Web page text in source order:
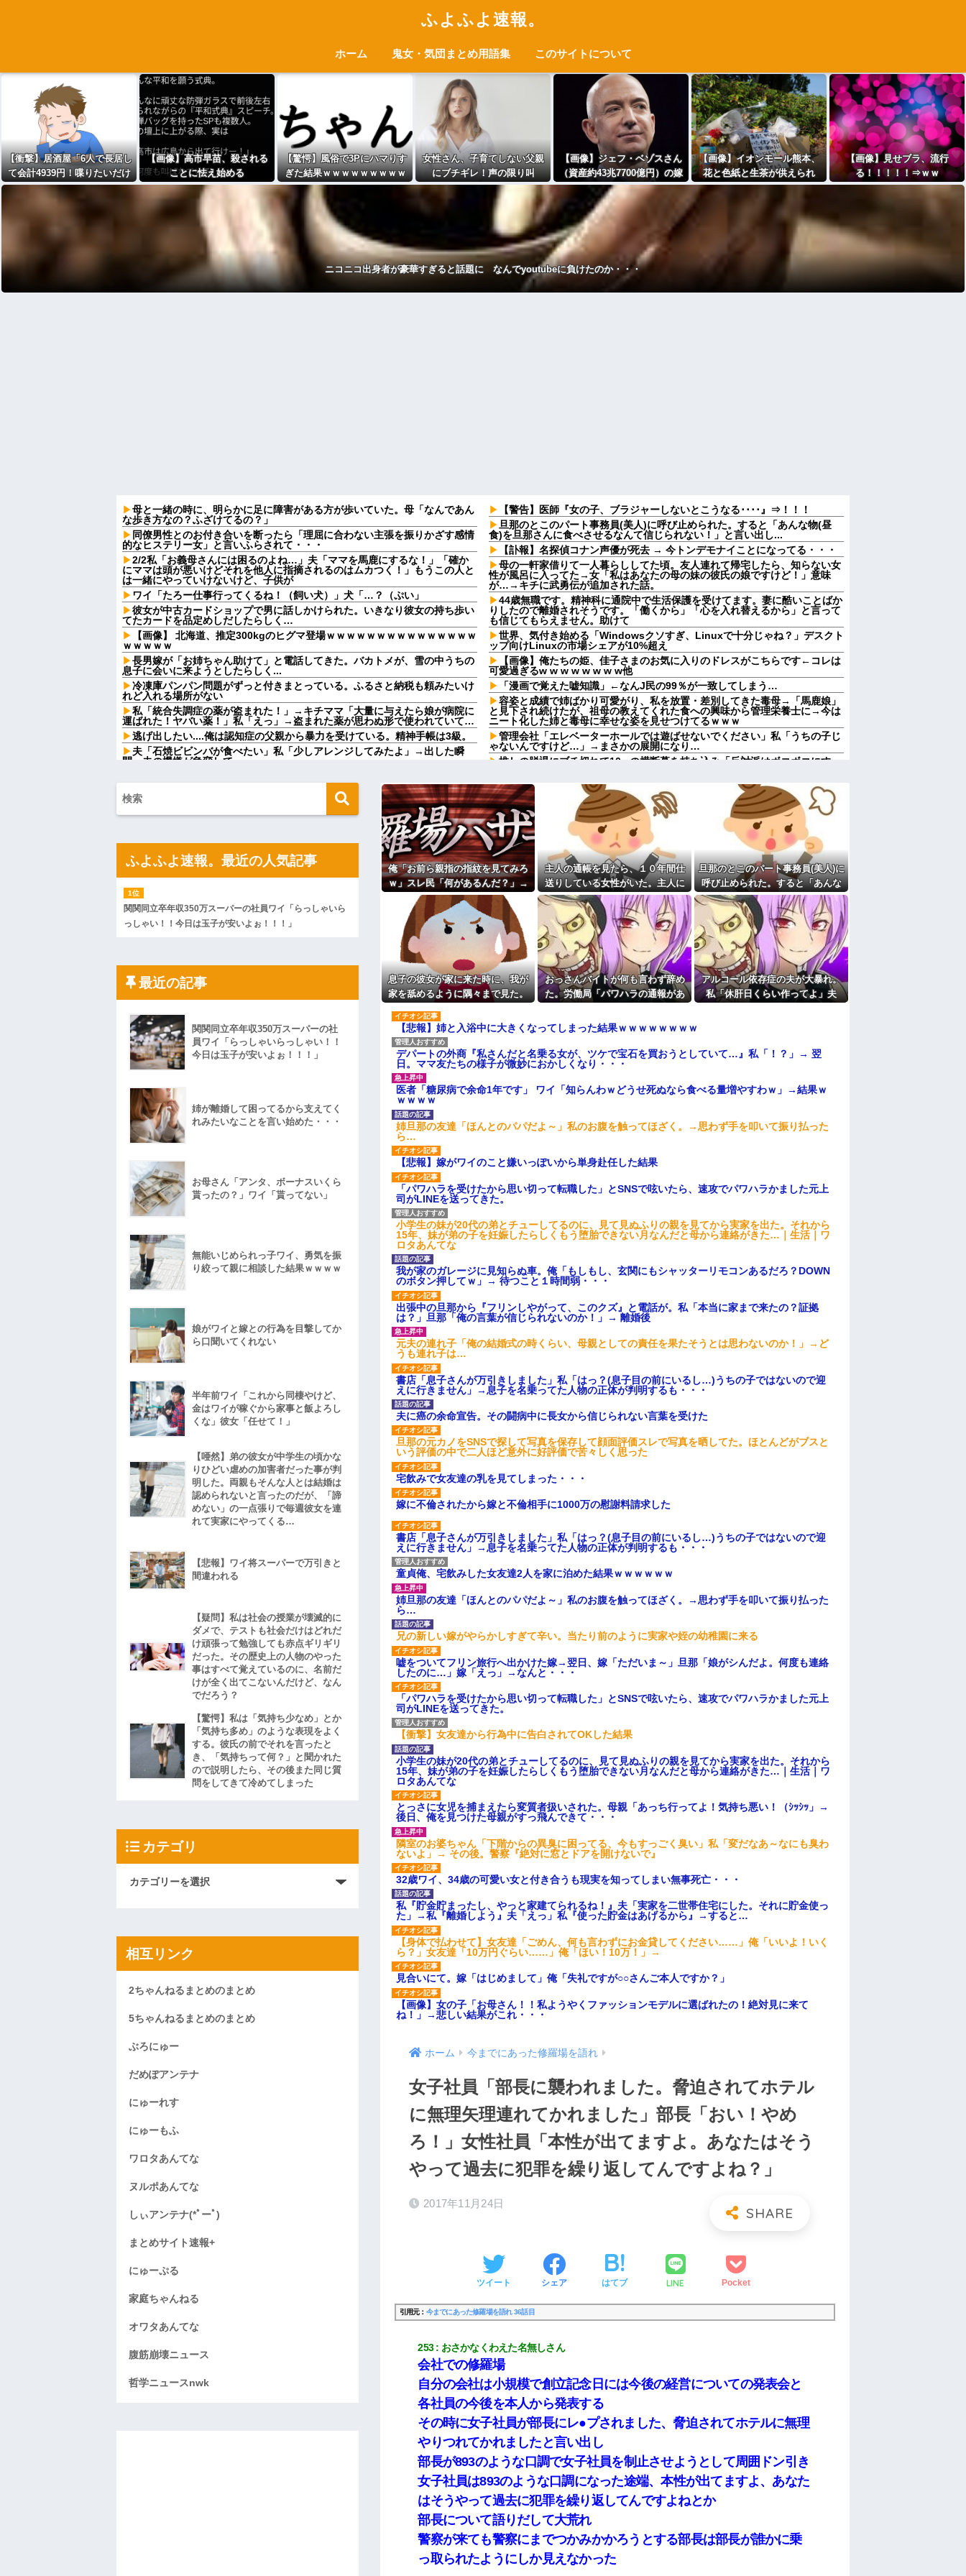
ふよふよ速報。
ホーム 鬼女・気団まとめ用語集 このサイトについて
【衝撃】居酒屋「6人で長居し
て会計4939円！喋りたいだけ
なら公園に行ってくれ（怒」
←これｗｗｗｗｗ(※画像あり)
【画像】高市早苗、殺される
ことに怯え始める
【驚愕】風俗で3Pにハマりす
ぎた結果ｗｗｗｗｗｗｗｗｗ
ｗwwww
女性さん、子育てしない父親
にブチギレ！声の限り叫
ぶ！！→ｗｗｗｗ
【画像】ジェフ・ベゾスさん
（資産約43兆7700億円）の嫁
がコチラｗｗｗｗｗ
【画像】イオンモール熊本、
花と色紙と生茶が供えられ
る・・・
【画像】見せブラ、流行
る！！！！！⇒ｗｗ
ニコニコ出身者が豪華すぎると話題に なんでyoutubeに負けたのか・・・
母と一緒の時に、明らかに足に障害がある方が歩いていた。母「なんであん
な歩き方なの？ふざけてるの？」
同僚男性とのお付き合いを断ったら「理屈に合わない主張を振りかざす感情
的なヒステリー女」と言いふらされて・・・
2/2私「お義母さんには困るのよね…」夫「ママを馬鹿にするな！」「確か
にママは頭が悪いけどそれを他人に指摘されるのはムカつく！」もうこの人と
は一緒にやっていけないけど、子供が
ワイ「たろー仕事行ってくるね！（飼い犬）」犬「…？（ぷい」
彼女が中古カードショップで男に話しかけられた。いきなり彼女の持ち歩い
てたカードを品定めしだしたらしく…
【画像】 北海道、推定300kgのヒグマ登場ｗｗｗｗｗｗｗｗｗｗｗｗｗｗｗ
ｗｗｗｗｗ
長男嫁が「お姉ちゃん助けて」と電話してきた。バカトメが、雪の中うちの
息子に会いに来ようとしたらしく...
冷凍庫パンパン問題がずっと付きまとっている。ふるさと納税も頼みたいけ
れど入れる場所がない
私「統合失調症の薬が盗まれた！」→キチママ「大量に与えたら娘が病院に
運ばれた！ヤバい薬！」私「えっ」→盗まれた薬が思わぬ形で使われていて…
逃げ出したい....俺は認知症の父親から暴力を受けている。精神手帳は3級。
夫「石焼ビビンバが食べたい」私「少しアレンジしてみたよ」→出した瞬
間、夫の機嫌が急変して…
「離婚の法律相談です。母の薦めでこちらに参りました」と言っているが、...
【悲報】大卒初任給600万の時代へwwwwwwwwwwwwwwwwwww
【速報】NHK職員が番組出演タレントから性被害！？←コレマジならヤバく
【画像】令和最新版のあのちゃん、可愛過ぎてワイらにブッ刺さりまくりw
岡田斗司夫「人間の本音としてブサイクを見たら不愉快になる。この責任を
どうとるんだ」
【衝撃】浅田真央ちゃんの婚活条件がこちら←むしろコレは普通じゃね？w
w w w w w w w
年収1500万の父が退職。父「退職金も渡したよな？」母「貯金なんてないよ
ー」父「全部なくなったの！？」→予想外の返事に家族騒然となり…
ハードオフに売っていた4万4000円のフィギュアがヤバすぎるｗｗｗｗｗｗ
私「ちょっと、人の家の金庫触らないでよ！」キチママ『そこに金庫があっ
たから、開けてみようとしただけ☆』義兄「泥は出てけ！二度と来るな！」結
果・・・
私「初めて飲む味だけどなんのお茶？」彼「ちっ！」私「」
【GIF】JSのカンチョーワロタ
後続車にクラクションを鳴らされ彼氏が逆切れ。「何クラクション鳴らして
んだ！降りてこいよ！」と怒鳴りだし...
【衝撃】報酬100万円超の治験募集がこちらｗｗｗｗｗ(※画像あり)
【ネット騒然】惨殺されたタワマン頂き女子のこの動画、すげえええええｗ
【愕然】白のクラウン俺氏、高速道路左車線を制限速度で走った結果
wwwwwwwwwwww
百年の恋12-899 食べた量を張り合ってくる
【悲報】佐藤輝明・・・２軍でも盛大にやらかす←あまり悲しませないでく
【警告】医師『女の子、ブラジャーしないとこうなる････』⇒！！！
旦那のとこのパート事務員(美人)に呼び止められた。すると「あんな物(昼
食)を旦那さんに食べさせるなんて信じられない！」と言い出し...
【訃報】名探偵コナン声優が死去 → 今トンデモナイことになってる・・・
母の一軒家借りて一人暮らししてた頃。友人連れて帰宅したら、知らない女
性が風呂に入ってた→女「私はあなたの母の妹の彼氏の娘ですけど！」意味
が…→キチに武勇伝が追加された話。
44歳無職です。精神科に通院中で生活保護を受けてます。妻に酷いことばか
りしたので離婚されそうです。「働くから」「心を入れ替えるから」と言って
も信じてもらえません。助けて
世界、気付き始める「Windowsクソすぎ、Linuxで十分じゃね？」デスクト
ップ向けLinuxの市場シェアが10%超え
【画像】俺たちの姫、佳子さまのお気に入りのドレスがこちらです←コレは
可愛過ぎるw w w w w w w w他
「漫画で覚えた嘘知識」←なんJ民の99％が一致してしまう…
容姿と成績で姉ばかり可愛がり、私を放置・差別してきた毒母→「馬鹿娘」
と見下され続けたが、祖母の教えてくれた食への興味から管理栄養士に→今は
ニート化した姉と毒母に幸せな姿を見せつけてるｗｗｗ
管理会社「エレベーターホールでは遊ばせないでください」私「うちの子じ
ゃないんですけど…」→まさかの展開になり…
推しの脱退にブチ切れて10mの横断幕を持ち込み「反対派はボコボコにす
先生から電話があったんだけど、「～とか～」「～とか考えて～」と何度も
言ってたのが耳に残ってしまった
『ゴーストリコン ワイルドランズ』無料アプデ！
フル勤務の私に無職義妹やニートコウト全員分の家事を押し付ける義家族！
早朝4時起き生活に限界。ついに言い放った「強烈なド直球正論」に義一族阿
鼻叫喚ｗｗ←怠け者どもに正論のナイフをグサリ
2/4隣奥「オラァ！いるのは分かってんだよ！子供預かれ！(ﾄﾞｱｹﾘｰ！」私(ﾋｨ
ｨｨ…)→隣奥の旦那さんに相談したら逃げられた。夫に相談してもなにいって
だこいつ。どうすれば…
iPadを盗まれた話
【サッカー界激震】韓国サッカー協会、W杯予選の審判に“性接待”していた
ことが発覚 協会カードの決済明細まで見つかる
彼氏「俺の親は毒親。だから結婚しても一切関わらなくていい」私「うん」
彼氏「そのかわり俺もお前の親と一切関わらない。結婚の挨拶にも行かない」
私「えっ」
子どもが中学受験してる知り合い、たくさん受けさせてるけど合格したの通
えない距離の学校だけらしい
俺「お前ら親指の指紋を見てみろ
ｗ」スレ民「何があるんだ？」→
見た瞬間、思わず笑ってしまう人
が続出して…
主人の通帳を見たら、１０年間仕
送りしている女性がいた。主人に
問い詰めたら、白状して...
旦那のとこのパート事務員(美人)に
呼び止められた。すると「あんな
物(昼食)を旦那さんに食べさせるな
んて信じられない！」と言い出
し...
息子の彼女が家に来た時に、我が
家を舐めるように隅々まで見た。
一言
おっさんバイトが何も言わず辞め
た。労働局「パワハラの通報があ
ですが…」→突然の聞き取り調査
アルコール依存症の夫が大暴れ。
私「休肝日くらい作ってよ」夫
【悲報】姉と入浴中に大きくなってしまった結果ｗｗｗｗｗｗｗｗ
デパートの外商『私さんだと名乗る女が、ツケで宝石を買おうとしていて…』私「！？」→ 翌
日。ママ友たちの様子が微妙におかしくなり・・・
医者「糖尿病で余命1年です」 ワイ「知らんわｗどうせ死ぬなら食べる量増やすわｗ」→結果ｗ
ｗｗｗｗ
姉旦那の友達「ほんとのパパだよ～」私のお腹を触ってほざく。→思わず手を叩いて振り払った
ら…
【悲報】嫁がワイのこと嫌いっぽいから単身赴任した結果
「パワハラを受けたから思い切って転職した」とSNSで呟いたら、速攻でパワハラかました元上
司がLINEを送ってきた。
小学生の妹が20代の弟とチューしてるのに、見て見ぬふりの親を見てから実家を出た。それから
15年、妹が弟の子を妊娠したらしくもう堕胎できない月なんだと母から連絡がきた…｜生活｜ワ
ロタあんてな
我が家のガレージに見知らぬ車。俺「もしもし、玄関にもシャッターリモコンあるだろ？DOWN
のボタン押してｗ」→ 待つこと１時間弱・・・
出張中の旦那から『フリンしやがって、このクズ』と電話が。私「本当に家まで来たの？証拠
は？」旦那「俺の言葉が信じられないのか！」→ 離婚後
元夫の連れ子「俺の結婚式の時くらい、母親としての責任を果たそうとは思わないのか！」→ど
うも連れ子は…
書店「息子さんが万引きしました」私「はっ？(息子目の前にいるし…)うちの子ではないので迎
えに行きません」→息子を名乗ってた人物の正体が判明するも・・・
夫に癌の余命宣告。その闘病中に長女から信じられない言葉を受けた
旦那の元カノをSNSで探して写真を保存して顔面評価スレで写真を晒してた。ほとんどがブスと
いう評価の中で二人ほど意外に好評価で苦々しく思った
宅飲みで女友達の乳を見てしまった・・・
嫁に不倫されたから嫁と不倫相手に1000万の慰謝料請求した
書店「息子さんが万引きしました」私「はっ？(息子目の前にいるし…)うちの子ではないので迎
えに行きません」→息子を名乗ってた人物の正体が判明するも・・・
童貞俺、宅飲みした女友達2人を家に泊めた結果ｗｗｗｗｗｗ
姉旦那の友達「ほんとのパパだよ～」私のお腹を触ってほざく。→思わず手を叩いて振り払った
ら…
兄の新しい嫁がやらかしすぎて辛い。当たり前のように実家や姪の幼稚園に来る
嘘をついてフリン旅行へ出かけた嫁→翌日、嫁「ただいま～」旦那「娘がシんだよ。何度も連絡
したのに…」嫁「えっ」→なんと・・・
「パワハラを受けたから思い切って転職した」とSNSで呟いたら、速攻でパワハラかました元上
司がLINEを送ってきた。
【衝撃】女友達から行為中に告白されてOKした結果
小学生の妹が20代の弟とチューしてるのに、見て見ぬふりの親を見てから実家を出た。それから
15年、妹が弟の子を妊娠したらしくもう堕胎できない月なんだと母から連絡がきた…｜生活｜ワ
ロタあんてな
とっさに女児を捕まえたら変質者扱いされた。母親「あっち行ってよ！気持ち悪い！（ｼｯｼｯ」→
後日、俺を見つけた母親がすっ飛んできて・・・
隣室のお婆ちゃん「下階からの異臭に困ってる、今もすっごく臭い」私「変だなあ～なにも臭わ
ないよ」→ その後。警察『絶対に窓とドアを開けないで』
32歳ワイ、34歳の可愛い女と付き合うも現実を知ってしまい無事死亡・・・
私『貯金貯まったし、やっと家建てられるね！』夫「実家を二世帯住宅にした。それに貯金使っ
た」→私『離婚しよう』夫「えっ」私『使った貯金はあげるから』→すると…
【身体で払わせて】女友達「ごめん、何も言わずにお金貸してください……」俺「いいよ！いく
ら？」女友達「10万円ぐらい……」俺「ほい！10万！」→
見合いにて。嫁「はじめまして」俺「失礼ですが○○さんご本人ですか？」
【画像】女の子「お母さん！！私ようやくファッションモデルに選ばれたの！絶対見に来て
ね！」→悲しい結果がこれ・・・
ホーム 今までにあった修羅場を語れ
女子社員「部長に襲われました。脅迫されてホテル
に無理矢理連れてかれました」部長「おい！やめ
ろ！」女性社員「本性が出てますよ。あなたはそう
やって過去に犯罪を繰り返してんですよね？」
2017年11月24日
ツイート シェア はてブ LINE Pocket
引用元： 今までにあった修羅場を語れ 36話目
253 おさかなくわえた名無しさん
会社での修羅場
自分の会社は小規模で創立記念日には今後の経営についての発表会と
各社員の今後を本人から発表する
その時に女子社員が部長にレ●プされました、脅迫されてホテルに無理
やりつれてかれましたと言い出し
部長が893のような口調で女子社員を制止させようとして周囲ドン引き
女子社員は893のような口調になった途端、本性が出てますよ、あなた
はそうやって過去に犯罪を繰り返してんですよねとか
部長について語りだして大荒れ
警察が来ても警察にまでつかみかかろうとする部長は部長が誰かに乗
っ取られたようにしか見えなかった
ふよふよ速報。最近の人気記事
関関同立卒年収350万スーパーの社員ワイ「らっしゃいら
っしゃい！！今日は玉子が安いよぉ！！！」
最近の記事
関関同立卒年収350万スーパーの社
員ワイ「らっしゃいらっしゃい！！
今日は玉子が安いよぉ！！！」
姉が離婚して困ってるから支えてく
れみたいなことを言い始めた・・・
お母さん「アンタ、ボーナスいくら
貰ったの？」ワイ「貰ってない」
無能いじめられっ子ワイ、勇気を振
り絞って親に相談した結果ｗｗｗｗ
娘がワイと嫁との行為を目撃してか
ら口聞いてくれない
半年前ワイ「これから同棲やけど、
金はワイが稼ぐから家事と飯よろし
くな」彼女「任せて！」
【唖然】弟の彼女が中学生の頃かな
りひどい虐めの加害者だった事が判
明した。両親もそんな人とは結婚は
認められないと言ったのだが、「諦
めない」の一点張りで毎週彼女を連
れて実家にやってくる…
【悲報】ワイ将スーパーで万引きと
間違われる
【疑問】私は社会の授業が壊滅的に
ダメで、テストも社会だけはどれだ
け頑張って勉強しても赤点ギリギリ
だった。その歴史上の人物のやった
事はすべて覚えているのに、名前だ
けが全く出てこないんだけど、なん
でだろう？
【驚愕】私は「気持ち少なめ」とか
「気持ち多め」のような表現をよく
する。彼氏の前でそれを言ったと
き、「気持ちって何？」と聞かれた
ので説明したら、その後また同じ質
問をしてきて冷めてしまった
カテゴリ
相互リンク
2ちゃんねるまとめのまとめ
5ちゃんねるまとめのまとめ
ぶろにゅー
だめぽアンテナ
にゅーれす
にゅーもふ
ワロタあんてな
ヌルポあんてな
しぃアンテナ(*ﾟーﾟ)
まとめサイト速報+
にゅーぷる
家庭ちゃんねる
オワタあんてな
腹筋崩壊ニュース
哲学ニュースnwk